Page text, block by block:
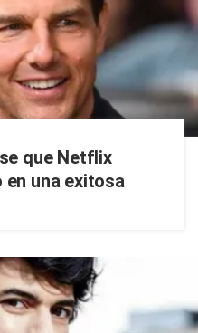
que Netflix
una exitosa